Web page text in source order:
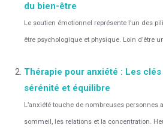
du bien-être
Le soutien émotionnel représente l’un des
être psychologique et physique. Loin d’être
Thérapie pour anxiété : Les
sérénité et équilibre
L’anxiété touche de nombreuses personnes
sommeil, les relations et la concentration.